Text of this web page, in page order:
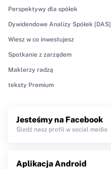
Perspektywy dla spółek
Dywidendowe Analizy Spółek [DAS]
Wiesz w co inwestujesz
Spotkanie z zarządem
Maklerzy radzą
teksty Premium
Jesteśmy na Facebook
Śledź nasz profil w social media
Aplikacja Android